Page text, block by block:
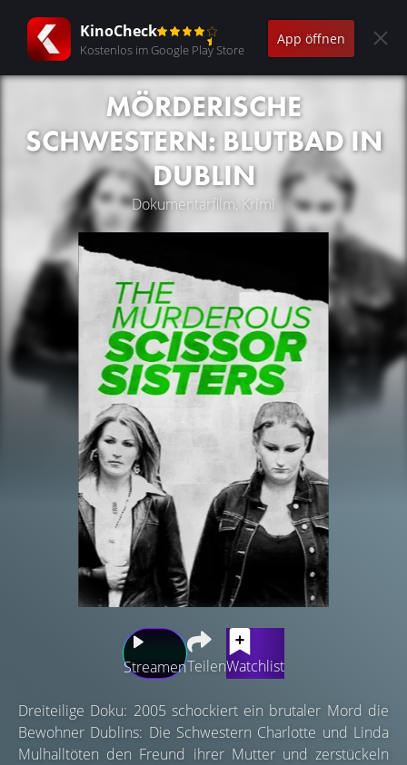
KinoCheck
Kostenlos im Google Play Store
App öffnen
MÖRDERISCHE
SCHWESTERN: BLUTBAD IN
DUBLIN
Dokumentarfilm, Krimi
StreamenTeilenWatchlist
Dreiteilige Doku: 2005 schockiert ein brutaler Mord die
Bewohner Dublins: Die Schwestern Charlotte und Linda
Mulhalltöten den Freund ihrer Mutter und zerstückeln